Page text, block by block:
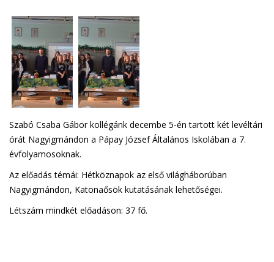
Szabó Csaba Gábor kollégánk decembe 5-én tartott két levéltári
órát Nagyigmándon a Pápay József Általános Iskolában a 7.
évfolyamosoknak.
Az előadás témái: Hétköznapok az első világháborúban
Nagyigmándon, Katonaősök kutatásának lehetőségei.
Létszám mindkét előadáson: 37 fő.